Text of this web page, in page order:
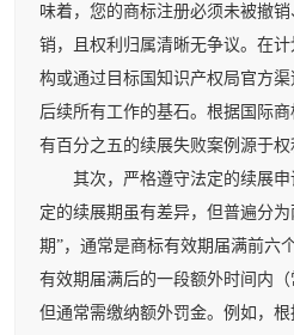
味着，您的商标注册必须未被撤
销，且权利归属清晰无争议。在
构或通过目标国知识产权局官方
后续所有工作的基石。根据国际
有百分之五的续展失败案例源于权
其次，严格遵守法定的续展申
定的续展期虽有差异，但普遍分
期”，通常是商标有效期届满前六
有效期届满后的一段额外时间内（
但通常需缴纳额外罚金。例如，